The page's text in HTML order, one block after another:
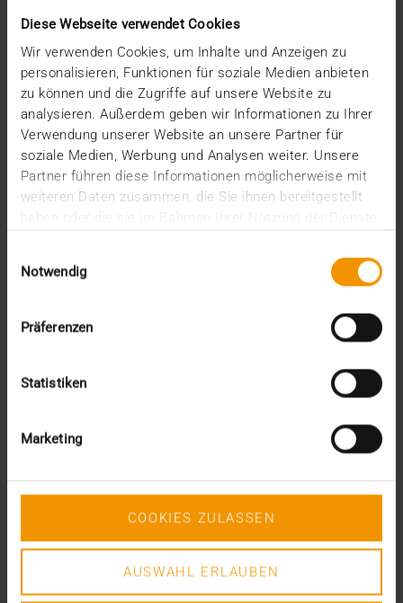
Diese Webseite verwendet Cookies
Wir verwenden Cookies, um Inhalte und Anzeigen zu
personalisieren, Funktionen für soziale Medien anbieten
zu können und die Zugriffe auf unsere Website zu
analysieren. Außerdem geben wir Informationen zu Ihrer
Verwendung unserer Website an unsere Partner für
soziale Medien, Werbung und Analysen weiter. Unsere
Partner führen diese Informationen möglicherweise mit
weiteren Daten zusammen, die Sie ihnen bereitgestellt
Notwendig
Präferenzen
Statistiken
Marketing
COOKIES ZULASSEN
AUSWAHL ERLAUBEN
MEHR ERFAHREN
Sechs IHE Profile in fünf Jahren
Systemen in den radiologischen Workflow…